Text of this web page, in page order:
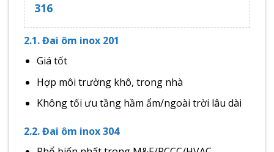
316
2.1. Đai ôm inox 201
Giá tốt
Hợp môi trường khô, trong nhà
Không tối ưu tầng hầm ẩm/ngoài trời lâu dài
2.2. Đai ôm inox 304